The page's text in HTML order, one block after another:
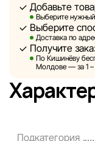
технических
за содержание и
сторонних
размещены на
Sportlandia
порядке и без
Добавьте
Выберите
Выберите
Доставка по
Получите
По Кишинёву
Молдове — за 1 –
Подкатегория